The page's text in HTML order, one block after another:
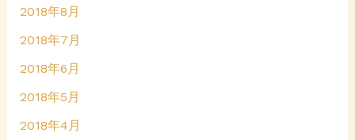
2018年8月
2018年7月
2018年6月
2018年5月
2018年4月